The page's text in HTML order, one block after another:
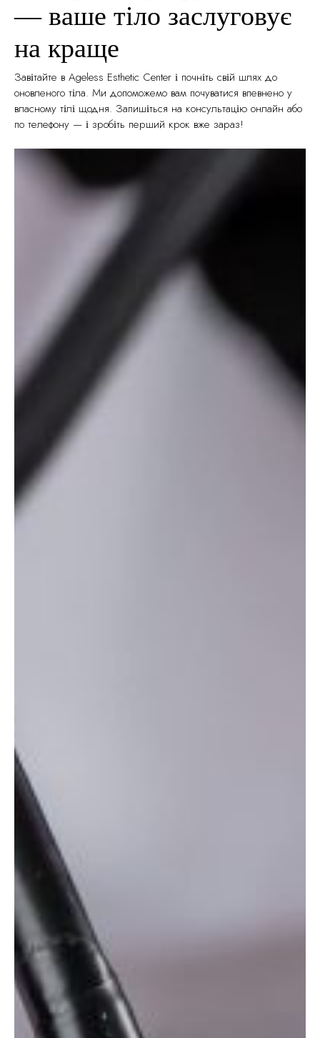
— ваше тіло заслуговує
на краще
Завітайте в Ageless Esthetic Center і почніть свій шлях до
оновленого тіла. Ми допоможемо вам почуватися впевнено у
власному тілі щодня. Запишіться на консультацію онлайн або
по телефону — і зробіть перший крок вже зараз!